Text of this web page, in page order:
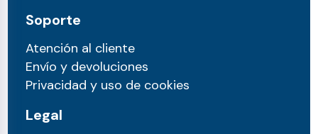
Soporte
Atención al cliente
Envío y devoluciones
Privacidad y uso de cookies
Legal